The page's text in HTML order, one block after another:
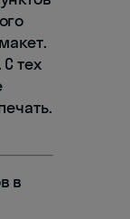
тех
в